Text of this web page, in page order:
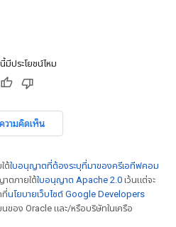
มีประโยชน์ไหม
วามคิดเห็น
ต้ใบอนุญาตที่ต้องระบุที่มาของครีเอทีฟคอม
ตภายใต้ใบอนุญาต Apache 2.0 เว้นแต่จะ
ที่นโยบายเว็บไซต์ Google Developers
ของ Oracle และ/หรือบริษัทในเครือ